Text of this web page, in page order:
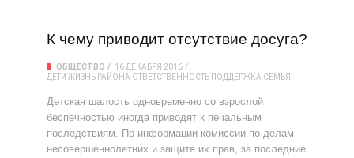
К чему приводит отсутствие досуга?
ОБЩЕСТВО
16 ДЕКАБРЯ 2016
ДЕТИ ЖИЗНЬ РАЙОНА ОТВЕТСТВЕННОСТЬ ПОДДЕРЖКА СЕМЬЯ
Детская шалость одновременно со взрослой
беспечностью иногда приводят к печальным
последствиям. По информации комиссии по делам
несовершеннолетних и защите их прав, за последние